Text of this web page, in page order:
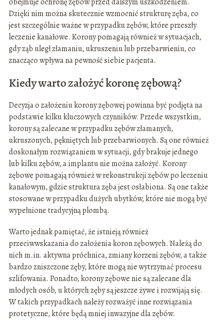
Dzięki nim można skutecznie wzmocnić strukturę zęba, co
jest szczególnie ważne w przypadku zębów, które przeszły
leczenie kanałowe. Korony pomagają również w sytuacjach,
gdy ząb uległ złamaniu, ukruszeniu lub przebarwieniu, co
znacząco wpływa na pewność siebie pacjenta.
Kiedy warto założyć koronę zębową?
Decyzja o założeniu korony zębowej powinna być podjęta na
podstawie kilku kluczowych czynników. Przede wszystkim,
korony są zalecane w przypadku zębów złamanych,
ukruszonych, pękniętych lub przebarwionych. Są one również
doskonałym rozwiązaniem w sytuacji, gdy brakuje jednego
lub kilku zębów, a implantu nie można założyć. Korony
zębowe pomagają również w rekonstrukcji zębów po leczeniu
kanałowym, gdzie struktura zęba jest osłabiona. Są one także
stosowane w przypadku dużych ubytków, które nie mogą być
wypełnione tradycyjną plombą.
Warto jednak pamiętać, że istnieją również
przeciwwskazania do założenia koron zębowych. Należą do
nich m.in. aktywna próchnica, zmiany korzeni zębów, a także
bardzo zniszczone zęby, które mogą nie wytrzymać procesu
szlifowania. Ponadto, korony zębowe nie są zalecane dla
młodych osób, u których zęby są jeszcze żywe i rozwijają się.
W takich przypadkach należy rozważyć inne rozwiązania
protetyczne, które będą mniej inwazyjne dla zębów.